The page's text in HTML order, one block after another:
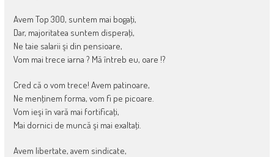
Avem Top 300, suntem mai bogaţi,
Dar, majoritatea suntem disperaţi,
Ne taie salarii şi din pensioare,
Vom mai trece iarna ? Mă întreb eu, oare !?
Cred că o vom trece! Avem patinoare,
Ne menţinem forma, vom fi pe picoare.
Vom ieşi în vară mai fortificaţi,
Mai dornici de muncă şi mai exaltaţi.
Avem libertate, avem sindicate,